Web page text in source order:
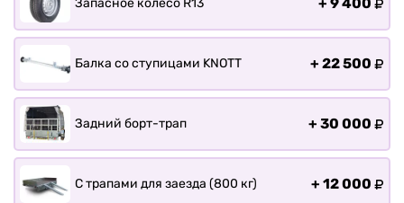
Балка со ступицами KNOTT + 22 500
Задний борт-трап + 30 000
С трапами для заезда (800 кг) + 12 000